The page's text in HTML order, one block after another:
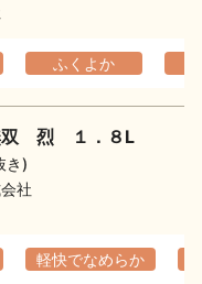
ふくよか
双 烈 １．８L
き)
社
軽快でなめらか